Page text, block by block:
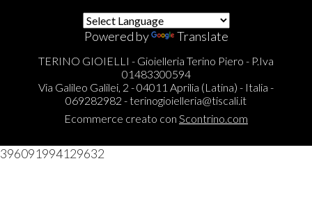
Powered by Translate
TERINO GIOIELLI - Gioielleria Terino Piero - P.Iva
01483300594
Via Galileo Galilei, 2 - 04011 Aprilia (Latina) - Italia -
069282982 -terinogioielleria@tiscali.it
Ecommerce creato con Scontrino.com
396091994129632